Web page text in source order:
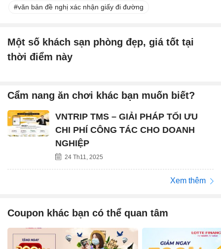
văn bản đề nghị xác nhận giấy đi đường
Một số khách sạn phòng đẹp, giá tốt tại
thời điểm này
Cẩm nang ăn chơi khác bạn muốn biết?
VNTRIP TMS – GIẢI PHÁP TỐI ƯU
CHI PHÍ CÔNG TÁC CHO DOANH
NGHIỆP
24 Th11, 2025
Xem thêm
Coupon khác bạn có thể quan tâm